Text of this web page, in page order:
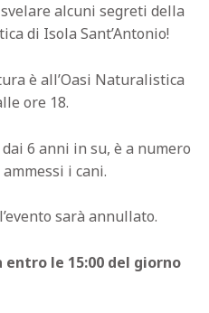
alcuni segreti della
di Isola Sant’Antonio!
è all’Oasi Naturalistica
ore 18.
6 anni in su, è a numero
i cani.
sarà annullato.
le 15:00 del giorno